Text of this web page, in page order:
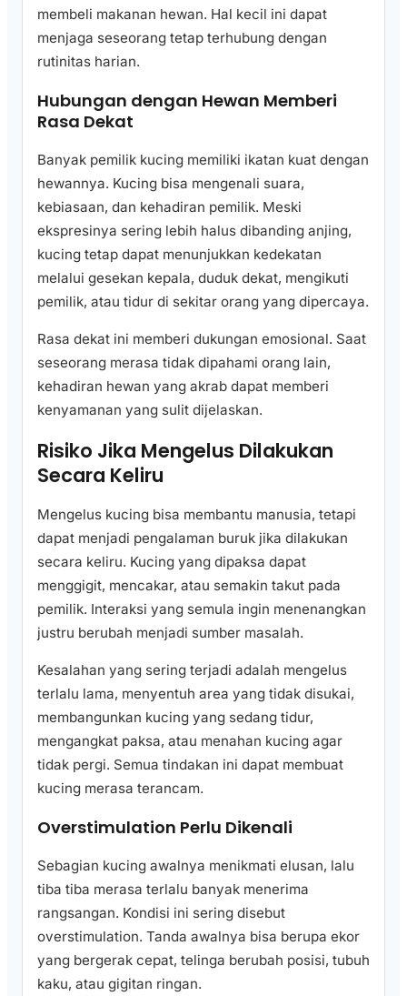
membeli makanan hewan. Hal kecil ini dapat
menjaga seseorang tetap terhubung dengan
rutinitas harian.
Hubungan dengan Hewan Memberi
Rasa Dekat
Banyak pemilik kucing memiliki ikatan kuat dengan
hewannya. Kucing bisa mengenali suara,
kebiasaan, dan kehadiran pemilik. Meski
ekspresinya sering lebih halus dibanding anjing,
kucing tetap dapat menunjukkan kedekatan
melalui gesekan kepala, duduk dekat, mengikuti
pemilik, atau tidur di sekitar orang yang dipercaya.
Rasa dekat ini memberi dukungan emosional. Saat
seseorang merasa tidak dipahami orang lain,
kehadiran hewan yang akrab dapat memberi
kenyamanan yang sulit dijelaskan.
Risiko Jika Mengelus Dilakukan
Secara Keliru
Mengelus kucing bisa membantu manusia, tetapi
dapat menjadi pengalaman buruk jika dilakukan
secara keliru. Kucing yang dipaksa dapat
menggigit, mencakar, atau semakin takut pada
pemilik. Interaksi yang semula ingin menenangkan
justru berubah menjadi sumber masalah.
Kesalahan yang sering terjadi adalah mengelus
terlalu lama, menyentuh area yang tidak disukai,
membangunkan kucing yang sedang tidur,
mengangkat paksa, atau menahan kucing agar
tidak pergi. Semua tindakan ini dapat membuat
kucing merasa terancam.
Overstimulation Perlu Dikenali
Sebagian kucing awalnya menikmati elusan, lalu
tiba tiba merasa terlalu banyak menerima
rangsangan. Kondisi ini sering disebut
overstimulation. Tanda awalnya bisa berupa ekor
yang bergerak cepat, telinga berubah posisi, tubuh
kaku, atau gigitan ringan.